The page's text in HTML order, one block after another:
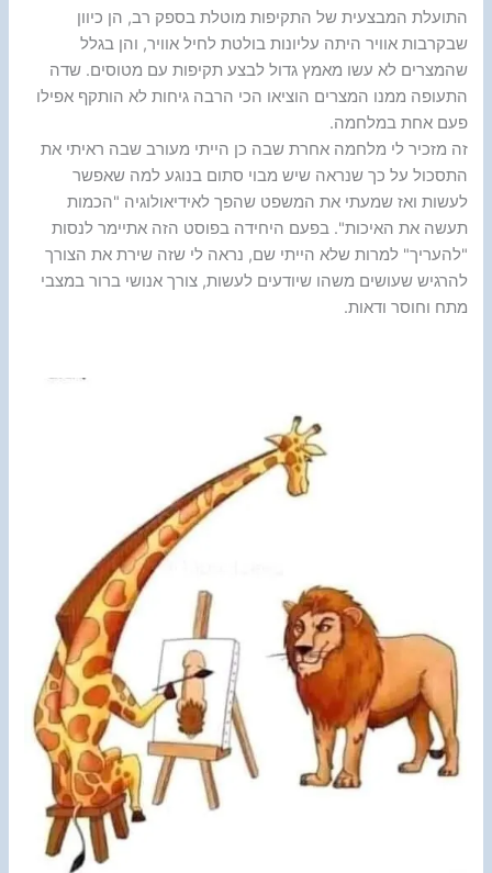
התועלת המבצעית של התקיפות מוטלת בספק רב, הן כיוון
שבקרבות אוויר היתה עליונות בולטת לחיל אוויר, והן בגלל
שהמצרים לא עשו מאמץ גדול לבצע תקיפות עם מטוסים. שדה
התעופה ממנו המצרים הוציאו הכי הרבה גיחות לא הותקף אפילו
פעם אחת במלחמה.
זה מזכיר לי מלחמה אחרת שבה כן הייתי מעורב שבה ראיתי את
התסכול על כך שנראה שיש מבוי סתום בנוגע למה שאפשר
לעשות ואז שמעתי את המשפט שהפך לאידיאולוגיה "הכמות
תעשה את האיכות". בפעם היחידה בפוסט הזה אתיימר לנסות
"להעריך" למרות שלא הייתי שם, נראה לי שזה שירת את הצורך
להרגיש שעושים משהו שיודעים לעשות, צורך אנושי ברור במצבי
מתח וחוסר ודאות.